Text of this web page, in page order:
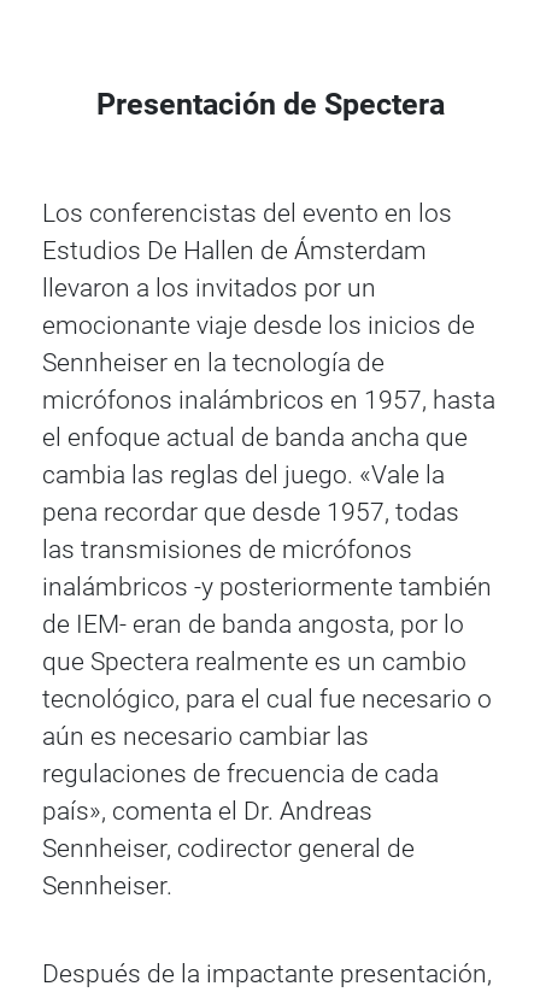
Presentación de Spectera
Los conferencistas del evento en los
Estudios De Hallen de Ámsterdam
llevaron a los invitados por un
emocionante viaje desde los inicios de
Sennheiser en la tecnología de
micrófonos inalámbricos en 1957, hasta
el enfoque actual de banda ancha que
cambia las reglas del juego. «Vale la
pena recordar que desde 1957, todas
las transmisiones de micrófonos
inalámbricos -y posteriormente también
de IEM- eran de banda angosta, por lo
que Spectera realmente es un cambio
tecnológico, para el cual fue necesario o
aún es necesario cambiar las
regulaciones de frecuencia de cada
país», comenta el Dr. Andreas
Sennheiser, codirector general de
Sennheiser.
Después de la impactante presentación,